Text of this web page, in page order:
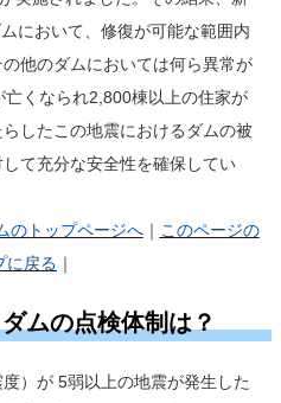
において、修復が可能な範囲内
他のダムにおいては何ら異常が
くなられ2,800棟以上の住家が
したこの地震におけるダムの被
て充分な安全性を確保してい
のトップページへ｜ このページの
に戻る ｜
ムの点検体制は？
）が 5弱以上の地震が発生した